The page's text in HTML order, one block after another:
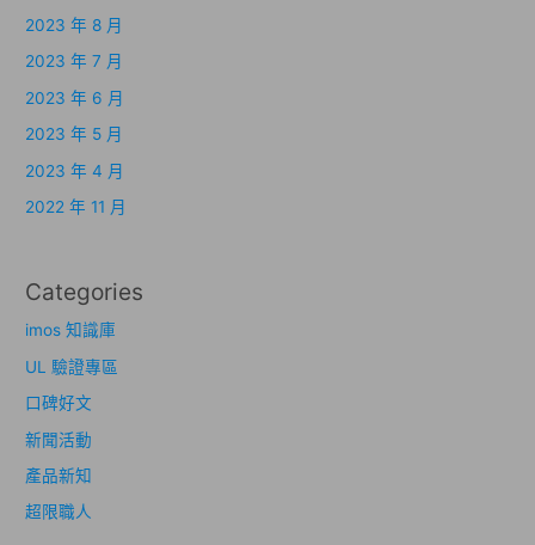
2023 年 8 月
2023 年 7 月
2023 年 6 月
2023 年 5 月
2023 年 4 月
2022 年 11 月
Categories
imos 知識庫
UL 驗證專區
口碑好文
新聞活動
產品新知
超限職人